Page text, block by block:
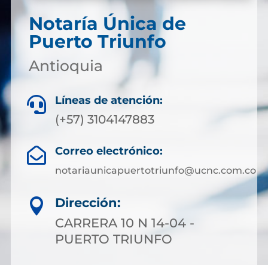
Notaría Única de
Puerto Triunfo
Antioquia
 Líneas de atención:
(+57) 3104147883
 Correo electrónico:
notariaunicapuertotriunfo@ucnc.com.co

Dirección:
CARRERA 10 N 14-04 -
PUERTO TRIUNFO